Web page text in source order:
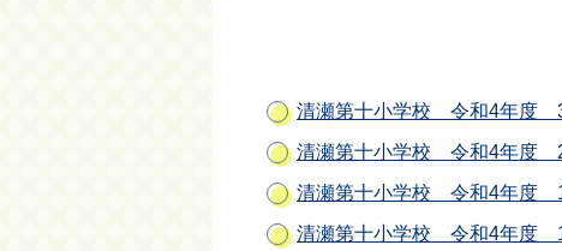
清瀬第十小学校 令和4年度
清瀬第十小学校 令和4年度
清瀬第十小学校 令和4年度
清瀬第十小学校 令和4年度